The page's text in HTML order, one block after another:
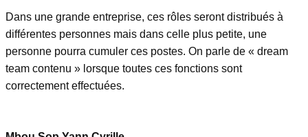
Dans une grande entreprise, ces rôles seront distribués à
différentes personnes mais dans celle plus petite, une
personne pourra cumuler ces postes. On parle de « dream
team contenu » lorsque toutes ces fonctions sont
correctement effectuées.